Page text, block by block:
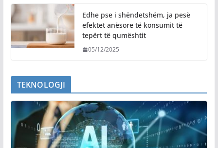
Edhe pse i shëndetshëm, ja pesë
efektet anësore të konsumit të
tepërt të qumështit
05/12/2025
TEKNOLOGJI